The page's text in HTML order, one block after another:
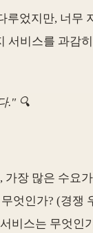
루었지만, 너무
서비스를 과감
." 🔍
가장 많은 수요
엇인가? (경쟁
비스는 무엇인